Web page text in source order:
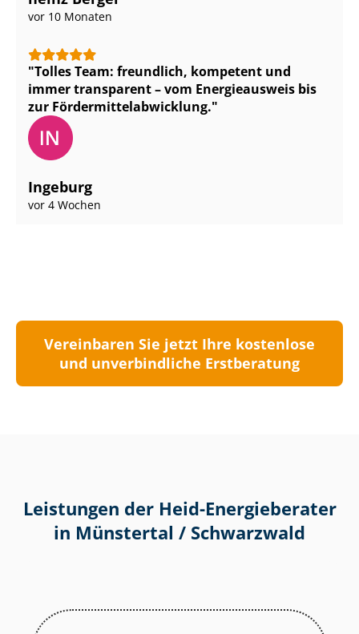
vor 10 Monaten
Tolles Team: freundlich, kompetent und
immer transparent – vom Energieausweis bis
zur För­der­mit­tel­ab­wick­lung.
Ingeburg
vor 4 Wochen
Vereinbaren Sie jetzt Ihre kostenlose
und unverbindliche Erstberatung
Leistungen der Heid-Energieberater
in Münstertal / Schwarzwald